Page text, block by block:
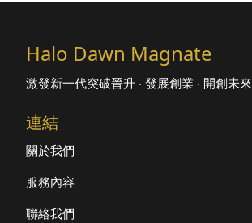
Halo Dawn Magnate
激發新一代突破晉升 · 發展創業 · 開創未來
連結
關於我們
服務內容
聯絡我們